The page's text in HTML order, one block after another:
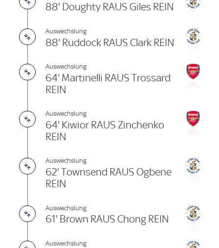
88' Doughty RAUS Giles REIN
Auswechslung
88' Ruddock RAUS Clark REIN
Auswechslung
64' Martinelli RAUS Trossard
REIN
Auswechslung
64' Kiwior RAUS Zinchenko
REIN
Auswechslung
62' Townsend RAUS Ogbene
REIN
Auswechslung
61' Brown RAUS Chong REIN
Auswechslung